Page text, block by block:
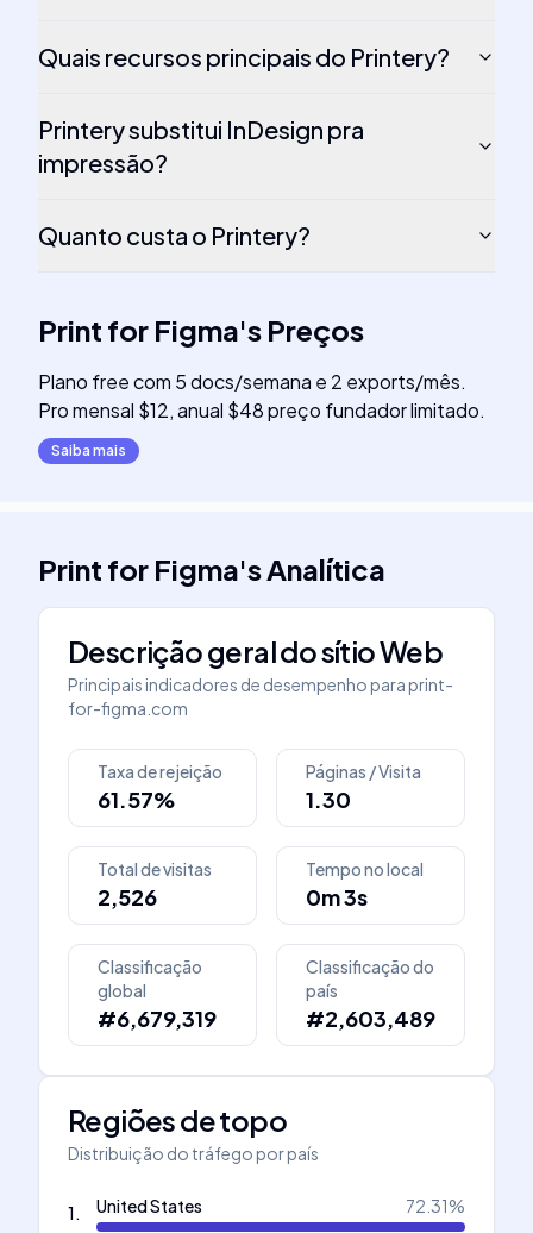
Quais recursos principais do Printery?
Printery substitui InDesign pra
impressão?
Quanto custa o Printery?
Print for Figma's Preços
Plano free com 5 docs/semana e 2 exports/mês.
Pro mensal $12, anual $48 preço fundador limitado.
Saiba mais
Print for Figma'sAnalítica
Descrição geral do sítio Web
Principais indicadores de desempenho paraprint-
for-figma.com
Taxa de rejeição
61.57%
Páginas / Visita
1.30
Total de visitas
2,526
Tempo no local
0m 3s
Classificação
global
#6,679,319
Classificação do
país
#2,603,489
Regiões de topo
Distribuição do tráfego por país
1. United States 72.31%